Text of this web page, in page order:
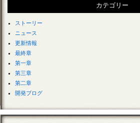
カテゴリー
ストーリー
ニュース
更新情報
最終章
第一章
第三章
第二章
開発ブログ